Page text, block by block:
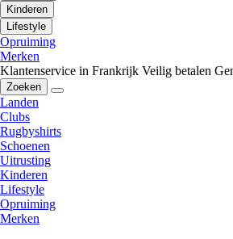
Kinderen
Lifestyle
Opruiming
Merken
Klantenservice in Frankrijk Veilig betalen
Zoeken
Landen
Clubs
Rugbyshirts
Schoenen
Uitrusting
Kinderen
Lifestyle
Opruiming
Merken